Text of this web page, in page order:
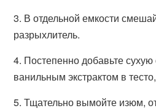
3. В отдельной емкости
разрыхлитель.
4. Постепенно добавьте
ванильным экстрактом в
5. Тщательно вымойте изюм,